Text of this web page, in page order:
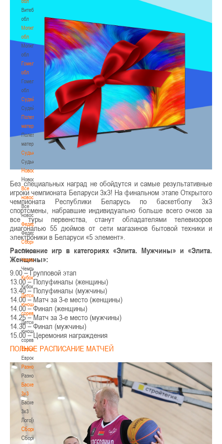
Витебская
обл
Могилевская
обл
Могилевская
обл
Гомельская
обл
Гомельская
обл
Судейство
Судейство
Полезные
материалы
Полезные
материалы
Судьи
Судьи
Новости
Новости
Все
новости
Все
новости
Федерация
Федерация
Сборные
Сборные
Чемпионат
Чемпионат
Кубок
Кубок
Детско-
юношеские
соревнования
Детско-
юношеские
соревнования
Еврокубки
Еврокубки
Разное
Разное
Баскетбол
3х3
Баскетбол
3х3
Лого[modid=121]
Сборные
Сборные
Без специальных наград не обойдутся и самые результативные
игроки чемпионата Беларуси 3х3! На финальном этапе Открытого
чемпионата Республики Беларусь по баскетболу 3х3
спортсмены, набравшие индивидуально больше всего очков за
все туры первенства, станут обладателями телевизоров
диагональю 55 дюймов от сети магазинов бытовой техники и
электроники в Беларуси «5 элемент».
Расписание игр в категориях «Элита. Мужчины» и «Элита.
Женщины»:
9.00 – Групповой этап
13.00 – Полуфиналы (женщины)
13.40 – Полуфиналы (мужчины)
14.00 – Матч за 3-е место (женщины)
14.00 – Финал (женщины)
14.25 – Матч за 3-е место (мужчины)
14.30 – Финал (мужчины)
15.00 – Церемония награждения
ПОЛНОЕ РАСПИСАНИЕ МАТЧЕЙ